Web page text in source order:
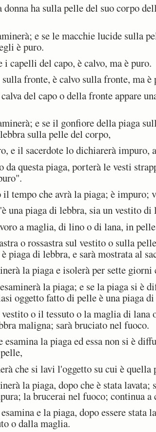
donna ha sulla pelle del suo corpo
e se le macchie lucide sulla
è puro.
i capelli del capo, è calvo, ma è puro.
fronte, è calvo sulla fronte, ma è
del capo o della fronte appare
e se il gonfiore della piaga
sulla pelle del corpo,
e il sacerdote lo dichiarerà impuro,
da questa piaga, porterà le vesti
tempo che avrà la piaga; è impuro;
una piaga di lebbra, sia un vestito
a maglia, di lino o di lana, in
o rossastra sul vestito o sulla
piaga di lebbra, e sarà mostrata al
la piaga e isolerà per sette
la piaga; e se la piaga si è
oggetto fatto di pelle è una piaga
o il tessuto o la maglia di
maligna; sarà bruciato nel fuoco.
esamina la piaga ed essa non si è
che si lavi l'oggetto su cui è
la piaga, dopo che è stata
la brucerai nel fuoco; continua
e la piaga, dopo essere stata
o dalla maglia.